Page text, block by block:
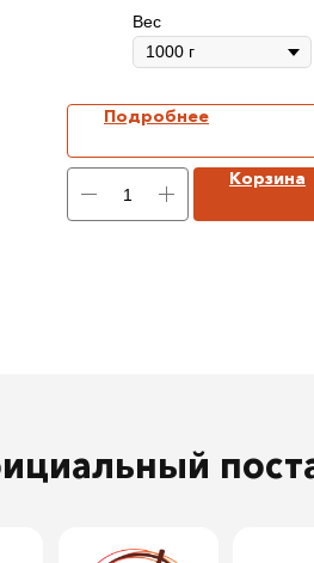
Вес
Подробнее
Корзина